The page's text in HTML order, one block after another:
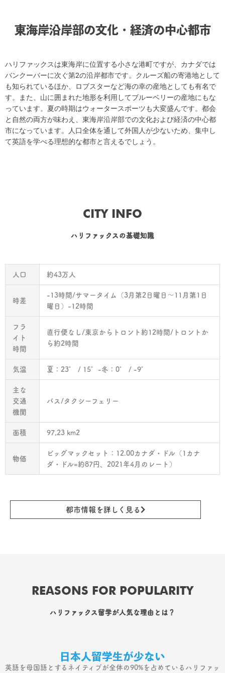
東海岸沿岸部の文化・経済の中心都市
ハリファックスは東海岸に位置する小さな港町ですが、カナダでは
バンクーバーに次ぐ第2の沿岸都市です。クルーズ船の寄港地として
も知られているほか、ロブスターなど海の幸の産地としても有名で
す。また、山に囲まれた地形を利用してブルーベリーの産地にもな
っています。夏の時期はウォータースポーツも大変盛んです。都会
と自然の両方が味わえ、東海岸沿岸部での文化および経済の中心都
市になっています。人口全体を通して外国人が少ないため、集中し
て英語を学べる理想的な都市と言えるでしょう。
CITY INFO
ハリファックスの基礎知識
人口 約43万人
時差
-13時間/サマータイム（3月第2日曜日〜11月第1日
曜日）-12時間
フラ
イト
時間
直行便なし/東京からトロント約12時間/トロントか
ら約2時間
気温 夏：23° / 15°-冬：0° / -9°
主な
交通
機関
バス/タクシーフェリー
面積 97,23 km2
物価
ビッグマックセット：12.00カナダ・ドル（1カナ
ダ・ドル=約87円、2021年4月のレート）
都市情報を詳しく見る
REASONS FOR POPULARITY
ハリファックス留学が人気な理由とは？
日本人留学生が少ない
英語を母国語とするネイティブが全体の90%を占めているハリファッ